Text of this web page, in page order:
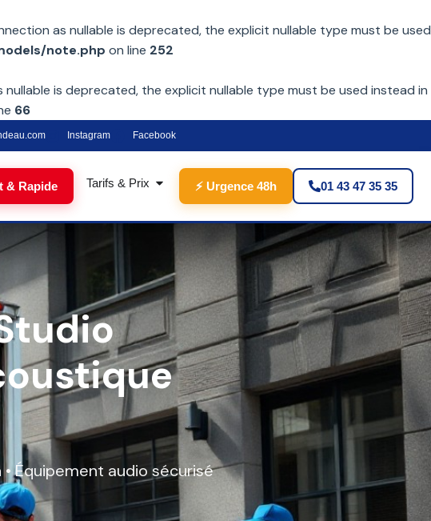
as nullable is deprecated, the explicit nullable type must be used
note.php on line 252
is deprecated, the explicit nullable type must be used instead in
66
Instagram Facebook
& Rapide Tarifs & Prix ⚡ Urgence 48h 01 43 47 35 35
• Équipement audio sécurisé